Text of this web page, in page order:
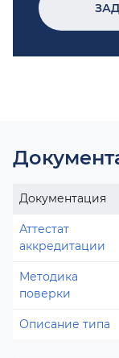
Документация
Аттестат
аккредитации
Методика
поверки
Описание типа